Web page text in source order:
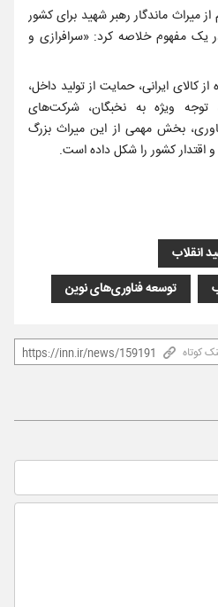
میراث ماندگار رهبر شهید برای کشور
یک مفهوم خلاصه کرد: «سرافرازی و
کالای ایرانی، حمایت از تولید داخل،
ویژه به نخبگان، شرکت‌های
بخش مهمی از این میراث بزرگ
اقتدار کشور را شکل داده است.
انقلاب
توسعه فناوری‌های نوین
کوتاه